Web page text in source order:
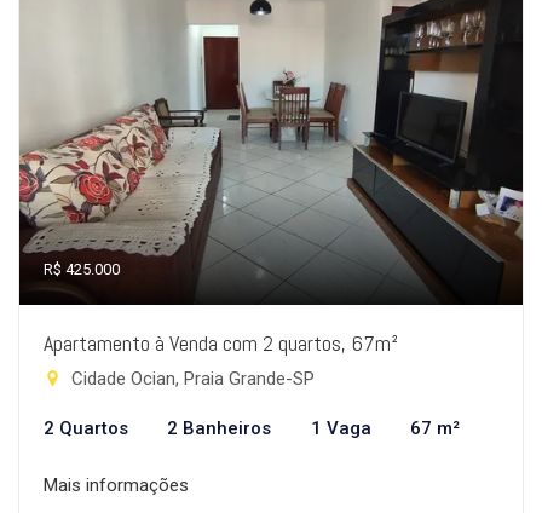
R$ 425.000
Apartamento à Venda com 2 quartos, 67m²
Cidade Ocian, Praia Grande-SP
2 Quartos 2 Banheiros 1 Vaga 67 m²
Mais informações